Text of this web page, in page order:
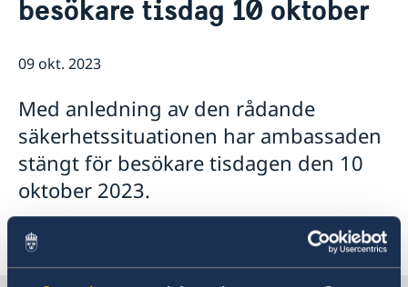
Lediga tjänster
GDPR
Så stöttar vi svenska företag
Team Sweden
Svenska företag i Israel
Anmäl handelshinder
besökare tisdag 10 oktober
09 okt. 2023
Med anledning av den rådande
säkerhetssituationen har ambassaden
stängt för besökare tisdagen den 10
oktober 2023.